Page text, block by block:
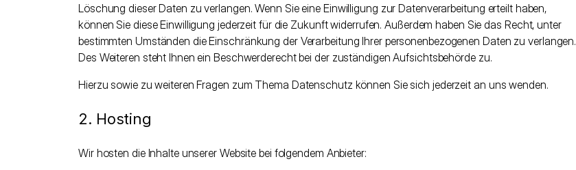
Löschung dieser Daten zu verlangen. Wenn Sie eine Einwilligung zur Datenverarbeitung erteilt haben,
können Sie diese Einwilligung jederzeit für die Zukunft widerrufen. Außerdem haben Sie das Recht, unter
bestimmten Umständen die Einschränkung der Verarbeitung Ihrer personenbezogenen Daten zu verlangen.
Des Weiteren steht Ihnen ein Beschwerderecht bei der zuständigen Aufsichtsbehörde zu.
Hierzu sowie zu weiteren Fragen zum Thema Datenschutz können Sie sich jederzeit an uns wenden.
2. Hosting
Wir hosten die Inhalte unserer Website bei folgendem Anbieter: